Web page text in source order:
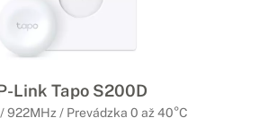
Link Tapo S200D
922MHz / Prevádzka 0 až 40°C